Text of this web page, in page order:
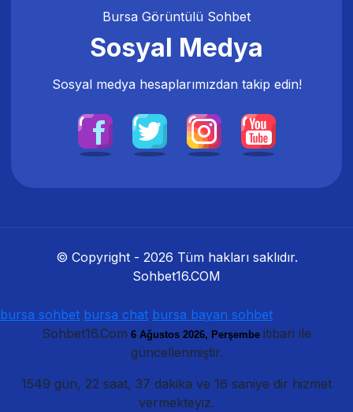
Bursa Görüntülü Sohbet
Sosyal Medya
Sosyal medya hesaplarımızdan takip edin!
© Copyright - 2026 Tüm hakları saklıdır.
Sohbet16.COM
bursa sohbet bursa chat bursa bayan sohbet
Sohbet16.Com 6 Ağustos 2026, Perşembe itibari ile
güncellenmiştir.
1549 gün, 22 saat, 37 dakika ve 17 saniye dir hizmet
vermekteyiz.